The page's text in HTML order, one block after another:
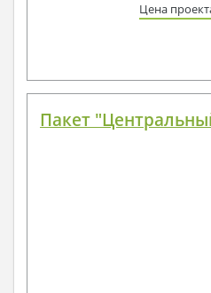
Цена
Пакет